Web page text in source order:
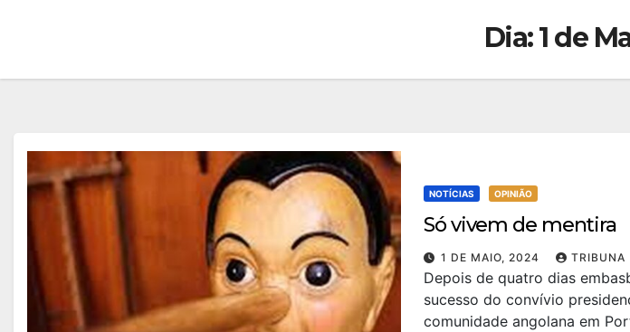
Dia:1 de
NOTÍCIAS OPINIÃO
Só vivem de mentira
1 DE MAIO, 2024 TRIBUNA
Depois de quatro dias
sucesso do convívio
comunidade angolana em